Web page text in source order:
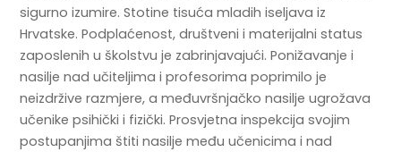
sigurno izumire. Stotine tisuća mladih iseljava iz
Hrvatske. Podplaćenost, društveni i materijalni status
zaposlenih u školstvu je zabrinjavajući. Ponižavanje i
nasilje nad učiteljima i profesorima poprimilo je
neizdržive razmjere, a međuvršnjačko nasilje ugrožava
učenike psihički i fizički. Prosvjetna inspekcija svojim
postupanjima štiti nasilje među učenicima i nad